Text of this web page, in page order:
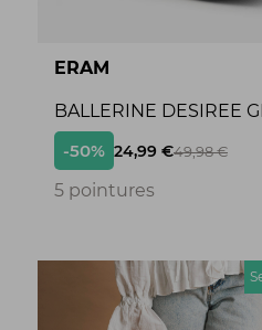
ERAM
BALLERINE DESIREE
-50% 24,99 €49,98 €
5 pointures